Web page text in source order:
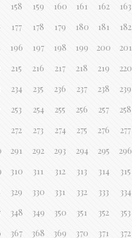
158 159 160 161 162 163
177 178 179 180 181 182
196 197 198 199 200 201
215 216 217 218 219 220
234 235 236 237 238 239
253 254 255 256 257 258
272 273 274 275 276 277
291 292 293 294 295 296
310 311 312 313 314 315
329 330 331 332 333 334
348 349 350 351 352 353
367 368 369 370 371 372